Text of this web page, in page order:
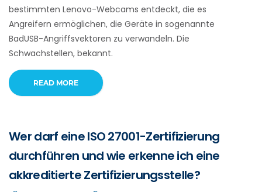
bestimmten Lenovo-Webcams entdeckt, die es
Angreifern ermöglichen, die Geräte in sogenannte
BadUSB-Angriffsvektoren zu verwandeln. Die
Schwachstellen, bekannt.
READ MORE
Wer darf eine ISO 27001-Zertifizierung
durchführen und wie erkenne ich eine
akkreditierte Zertifizierungsstelle?